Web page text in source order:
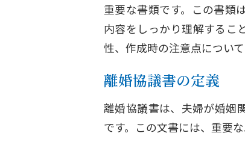
重要な書類です。この書類
内容をしっかり理解するこ
性、作成時の注意点について
離婚協議書の定義
離婚協議書は、夫婦が婚姻
です。この文書には、重要